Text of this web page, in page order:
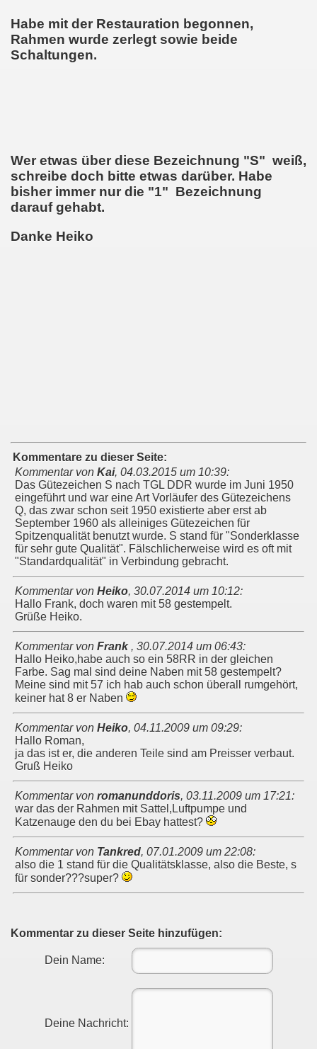
Habe mit der Restauration begonnen,
Rahmen wurde zerlegt sowie beide
Schaltungen.
Wer etwas über diese Bezeichnung "S" weiß,
schreibe doch bitte etwas darüber. Habe
bisher immer nur die "1" Bezeichnung
darauf gehabt.
Danke Heiko
Kommentare zu dieser Seite:
Kommentar von Kai, 04.03.2015 um 10:39:
Das Gütezeichen S nach TGL DDR wurde im Juni 1950
eingeführt und war eine Art Vorläufer des Gütezeichens
Q, das zwar schon seit 1950 existierte aber erst ab
September 1960 als alleiniges Gütezeichen für
Spitzenqualität benutzt wurde. S stand für "Sonderklasse
für sehr gute Qualität". Fälschlicherweise wird es oft mit
"Standardqualität" in Verbindung gebracht.
Kommentar von Heiko, 30.07.2014 um 10:12:
Hallo Frank, doch waren mit 58 gestempelt.
Grüße Heiko.
Kommentar von Frank , 30.07.2014 um 06:43:
Hallo Heiko,habe auch so ein 58RR in der gleichen
Farbe. Sag mal sind deine Naben mit 58 gestempelt?
Meine sind mit 57 ich hab auch schon überall rumgehört,
keiner hat 8 er Naben
Kommentar von Heiko, 04.11.2009 um 09:29:
Hallo Roman,
ja das ist er, die anderen Teile sind am Preisser verbaut.
Gruß Heiko
Kommentar von romanunddoris, 03.11.2009 um 17:21:
war das der Rahmen mit Sattel,Luftpumpe und
Katzenauge den du bei Ebay hattest?
Kommentar von Tankred, 07.01.2009 um 22:08:
also die 1 stand für die Qualitätsklasse, also die Beste, s
für sonder???super?
Kommentar zu dieser Seite hinzufügen:
Dein Name:
Deine Nachricht: